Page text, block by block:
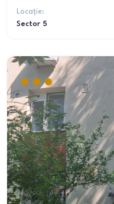
Locație:
Sector 5